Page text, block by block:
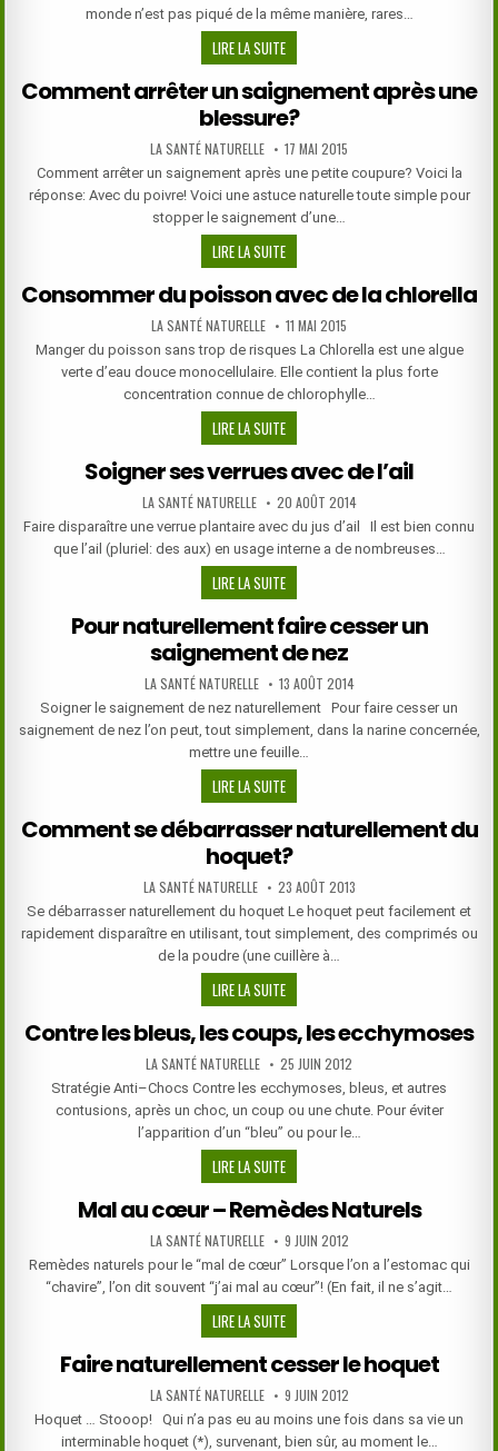
monde n’est pas piqué de la même manière, rares…
LIRE LA SUITEPOUR
ÉVITER
NATURELLEMENT
LES
DE
MOUSTIQUES
Comment arrêter un saignement après une
blessure?
AUTHOR:
LA SANTÉ NATURELLE PUBLISHED
DATE:
17 MAI 2015
Comment arrêter un saignement après une petite coupure? Voici la
réponse: Avec du poivre! Voici une astuce naturelle toute simple pour
stopper le saignement d’une…
LIRE LA SUITECOMMENT
ARRÊTER
UN
SAIGNEMENT
APRÈS
UNE
BLESSURE?
Consommer du poisson avec de la chlorella
AUTHOR:
LA SANTÉ NATURELLE PUBLISHED
DATE:
11 MAI 2015
Manger du poisson sans trop de risques La Chlorella est une algue
verte d’eau douce monocellulaire. Elle contient la plus forte
concentration connue de chlorophylle…
LIRE LA SUITECONSOMMER
DU
POISSON
AVEC
DE
LA
CHLORELLA
Soigner ses verrues avec de l’ail
AUTHOR:
LA SANTÉ NATURELLE PUBLISHED
DATE:
20 AOÛT 2014
Faire disparaître une verrue plantaire avec du jus d’ail Il est bien connu
que l’ail (pluriel: des aux) en usage interne a de nombreuses…
LIRE LA SUITESOIGNER
SES
VERRUES
AVEC
L’AIL
Pour naturellement faire cesser un
saignement de nez
AUTHOR:
LA SANTÉ NATURELLE PUBLISHED
DATE:
13 AOÛT 2014
Soigner le saignement de nez naturellement Pour faire cesser un
saignement de nez l’on peut, tout simplement, dans la narine concernée,
mettre une feuille…
LIRE LA SUITEPOUR
NATURELLEMENT
FAIRE
CESSER
SAIGNEMENT
DE
NEZ
Comment se débarrasser naturellement du
hoquet?
AUTHOR:
LA SANTÉ NATURELLE PUBLISHED
DATE:
23 AOÛT 2013
Se débarrasser naturellement du hoquet Le hoquet peut facilement et
rapidement disparaître en utilisant, tout simplement, des comprimés ou
de la poudre (une cuillère à…
LIRE LA SUITECOMMENT
SE
DÉBARRASSER
NATURELLEMENT
DU
HOQUET?
Contre les bleus, les coups, les ecchymoses
AUTHOR:
LA SANTÉ NATURELLE PUBLISHED
DATE:
25 JUIN 2012
Stratégie Anti–Chocs Contre les ecchymoses, bleus, et autres
contusions, après un choc, un coup ou une chute. Pour éviter
l’apparition d’un “bleu” ou pour le…
LIRE LA SUITECONTRE
LES
BLEUS,
LES
COUPS,
LES
ECCHYMOSES
Mal au cœur – Remèdes Naturels
AUTHOR:
LA SANTÉ NATURELLE PUBLISHED
DATE:
9 JUIN 2012
Remèdes naturels pour le “mal de cœur” Lorsque l’on a l’estomac qui
“chavire”, l’on dit souvent “j’ai mal au cœur”! (En fait, il ne s’agit…
LIRE LA SUITEMAL
AU
CŒUR
–
REMÈDES
NATURELS
Faire naturellement cesser le hoquet
AUTHOR:
LA SANTÉ NATURELLE PUBLISHED
DATE:
9 JUIN 2012
Hoquet … Stooop! Qui n’a pas eu au moins une fois dans sa vie un
interminable hoquet (*), survenant, bien sûr, au moment le…